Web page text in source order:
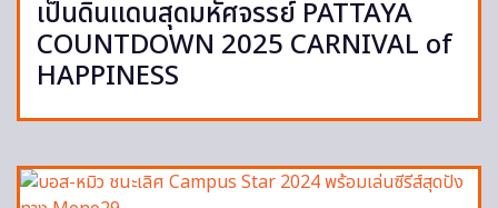
เป็นดินแดนสุดมหัศจรรย์ PATTAYA
COUNTDOWN 2025 CARNIVAL of
HAPPINESS